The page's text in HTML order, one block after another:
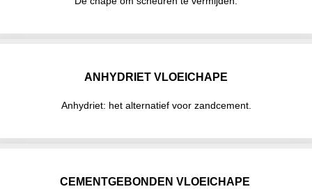
ANHYDRIET VLOEICHAPE
Anhydriet: het alternatief voor zandcement.
CEMENTGEBONDEN VLOEICHAPE